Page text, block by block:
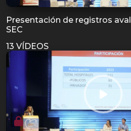
Presentación de registros
SEC
13 VÍDEOS